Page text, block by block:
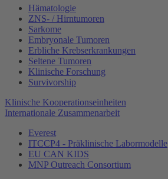
Hämatologie
ZNS- / Hirntumoren
Sarkome
Embryonale Tumoren
Erbliche Krebserkrankungen
Seltene Tumoren
Klinische Forschung
Survivorship
Klinische Kooperationseinheiten
Internationale Zusammenarbeit
Everest
ITCCP4 - Präklinische Labormodelle
EU CAN KIDS
MNP Outreach Consortium